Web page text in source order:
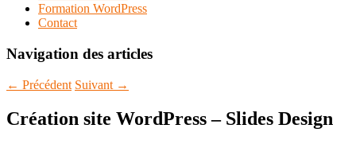
Formation WordPress
Contact
Navigation des articles
← Précédent Suivant →
Création site WordPress – Slides Design